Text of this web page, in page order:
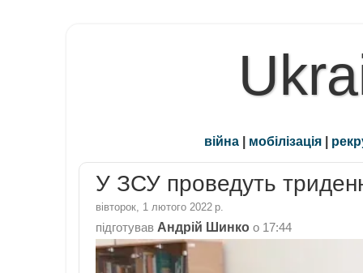
війна | мобілізація |
У ЗСУ проведуть
вівторок, 1 лютого 2022 р.
підготував Андрій Шинко о 17:44